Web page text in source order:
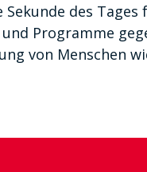
des Tages
Programme
von Menschen